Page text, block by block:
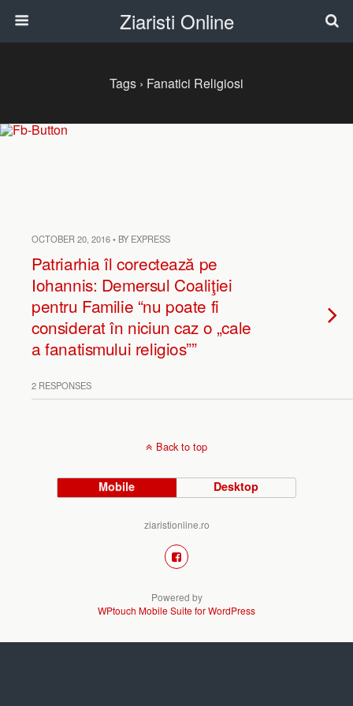
Ziaristi Online
Tags › Fanatici Religiosi
OCTOBER 20, 2016 • BY EXPRESS
Patriarhia îl corectează pe
Iohannis: Demersul Coaliţiei
pentru Familie “nu poate fi
considerat în niciun caz o „cale
a fanatismului religios””
2 RESPONSES
Back to top
Mobile Desktop
ziaristionline.ro
Powered by
WPtouch Mobile Suite for WordPress